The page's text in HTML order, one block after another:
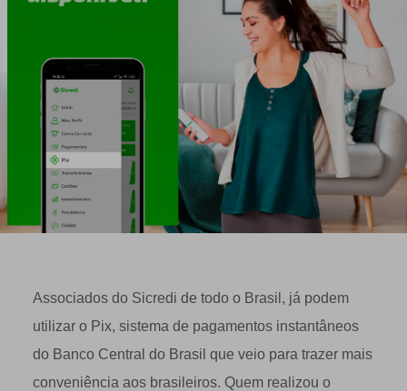
Associados do Sicredi de todo o Brasil, já podem
utilizar o Pix, sistema de pagamentos instantâneos
do Banco Central do Brasil que veio para trazer mais
conveniência aos brasileiros. Quem realizou o